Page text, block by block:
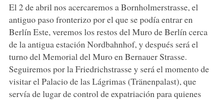
El 2 de abril nos acercaremos a Bornholmerstrasse, el
antiguo paso fronterizo por el que se podía entrar en
Berlín Este, veremos los restos del Muro de Berlín cerca
de la antigua estación Nordbahnhof, y después será el
turno del Memorial del Muro en Bernauer Strasse.
Seguiremos por la Friedrichstrasse y será el momento de
visitar el Palacio de las Lágrimas (Tränenpalast), que
servía de lugar de control de expatriación para quienes